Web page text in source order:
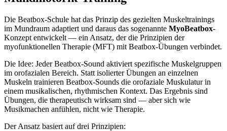
Die Beatbox-Schule hat das Prinzip des gezielten Muskeltrainings
im Mundraum adaptiert und daraus das sogenannte MyoBeatbox-
Konzept entwickelt — ein Ansatz, der die Prinzipien der
myofunktionellen Therapie (MFT) mit Beatbox-Übungen verbindet.
Die Idee: Jeder Beatbox-Sound aktiviert spezifische Muskelgruppen
im orofazialen Bereich. Statt isolierter Übungen an einzelnen
Muskeln trainieren Beatbox-Sounds die orofaziale Muskulatur in
einem musikalischen, rhythmischen Kontext. Das Ergebnis sind
Übungen, die therapeutisch wirksam sind — aber sich wie
Musikmachen anfühlen, nicht wie Therapie.
Der Ansatz basiert auf drei Prinzipien: